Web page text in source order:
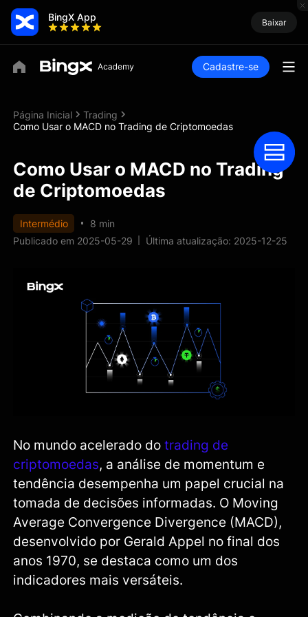
BingX App Baixar
Cadastre-se
Página Inicial
Trading
Como Usar o MACD no Trading de Criptomoedas
Como Usar o MACD no Trading
de Criptomoedas
Intermédio
8 min
Publicado em 2025-05-29
Última atualização: 2025-12-25
No mundo acelerado dotrading de
criptomoedas, a análise de momentum e
tendência desempenha um papel crucial na
tomada de decisões informadas. O Moving
Average Convergence Divergence (MACD),
desenvolvido por Gerald Appel no final dos
anos 1970, se destaca como um dos
indicadores mais versáteis.